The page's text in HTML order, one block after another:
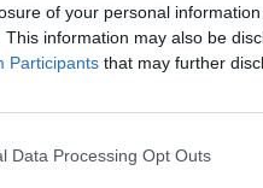
of your personal
This information may also be
Participants that may further
Data Processing Opt Outs
Program
Na kazalu sem se
da želijo ob
koncept
političnim odločitvam